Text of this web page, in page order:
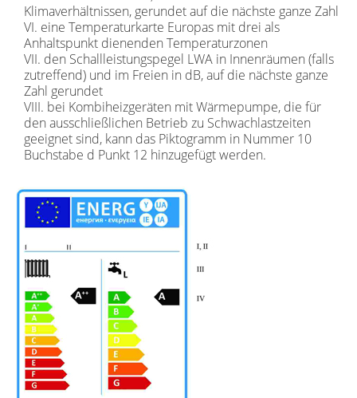
Klimaverhältnissen, gerundet auf die nächste ganze Zahl
VI. eine Temperaturkarte Europas mit drei als
Anhaltspunkt dienenden Temperaturzonen
VII. den Schallleistungspegel LWA in Innenräumen (falls
zutreffend) und im Freien in dB, auf die nächste ganze
Zahl gerundet
VIII. bei Kombiheizgeräten mit Wärmepumpe, die für
den ausschließlichen Betrieb zu Schwachlastzeiten
geeignet sind, kann das Piktogramm in Nummer 10
Buchstabe d Punkt 12 hinzugefügt werden.